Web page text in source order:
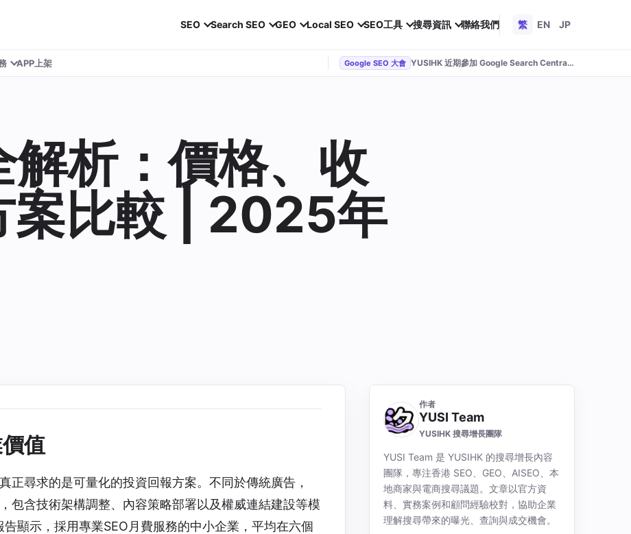
SEO Search SEO GEO Local SEO SEO工具 搜尋資訊 聯絡我們 繁 EN JP
APP上架 Google SEO 大會 YUSIHK 近期參加 Google Search Central Live
解析：價格、收
案比較 | 2025年
值
正尋求的是可量化的投資回報方案。不同於傳統廣告，
包含技術架構調整、內容策略部署以及權威連結建設等模
顯示，採用專業SEO月費服務的中小企業，平均在六個
作者
YUSI Team
YUSIHK 搜尋增長團隊
YUSI Team 是 YUSIHK 的搜尋增長內容
團隊，專注香港 SEO、GEO、AISEO、本
地商家與電商搜尋議題。文章以官方資
料、實務案例和顧問經驗校對，協助企業
理解搜尋帶來的曝光、查詢與成交機會。